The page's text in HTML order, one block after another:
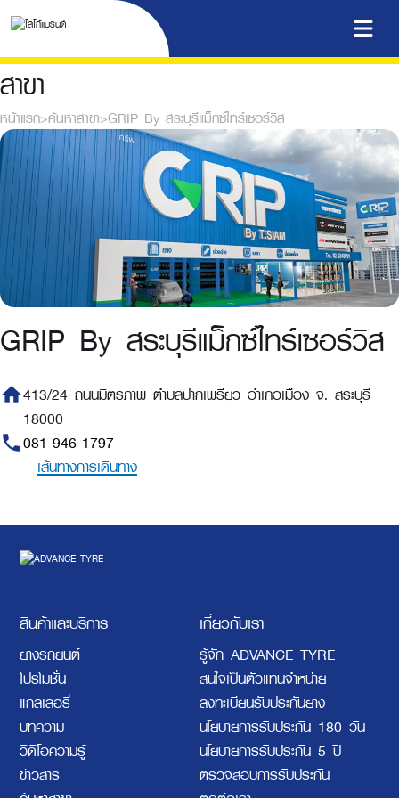
สาขา
หน้าแรก>ค้นหาสาขา>GRIP By สระบุรีแม็กซ์ไทร์เซอร์วิส
GRIP By สระบุรีแม็กซ์ไทร์เซอร์วิส
home413/24 ถนนมิตรภาพ ตำบลปากเพรียว อำเภอเมือง จ. สระบุรี
18000
phone081-946-1797
เส้นทางการเดินทาง
สินค้าและบริการ
ยางรถยนต์
โปรโมชั่น
แกลเลอรี่
บทความ
วิดีโอความรู้
ข่าวสาร
เกี่ยวกับเรา
รู้จัก ADVANCE TYRE
สนใจเป็นตัวแทนจำหน่าย
ลงทะเบียนรับประกันยาง
นโยบายการรับประกัน 180 วัน
นโยบายการรับประกัน 5 ปี
ตรวจสอบการรับประกัน